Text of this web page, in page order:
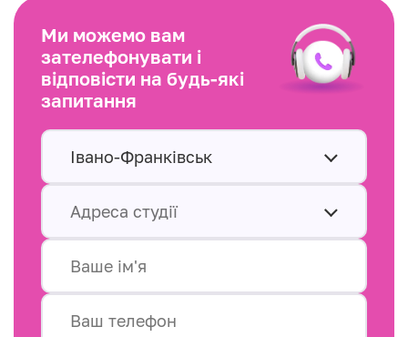
Ми можемо вам
зателефонувати і
відповісти на будь-які
запитання
Івано-Франківськ
Адреса студії